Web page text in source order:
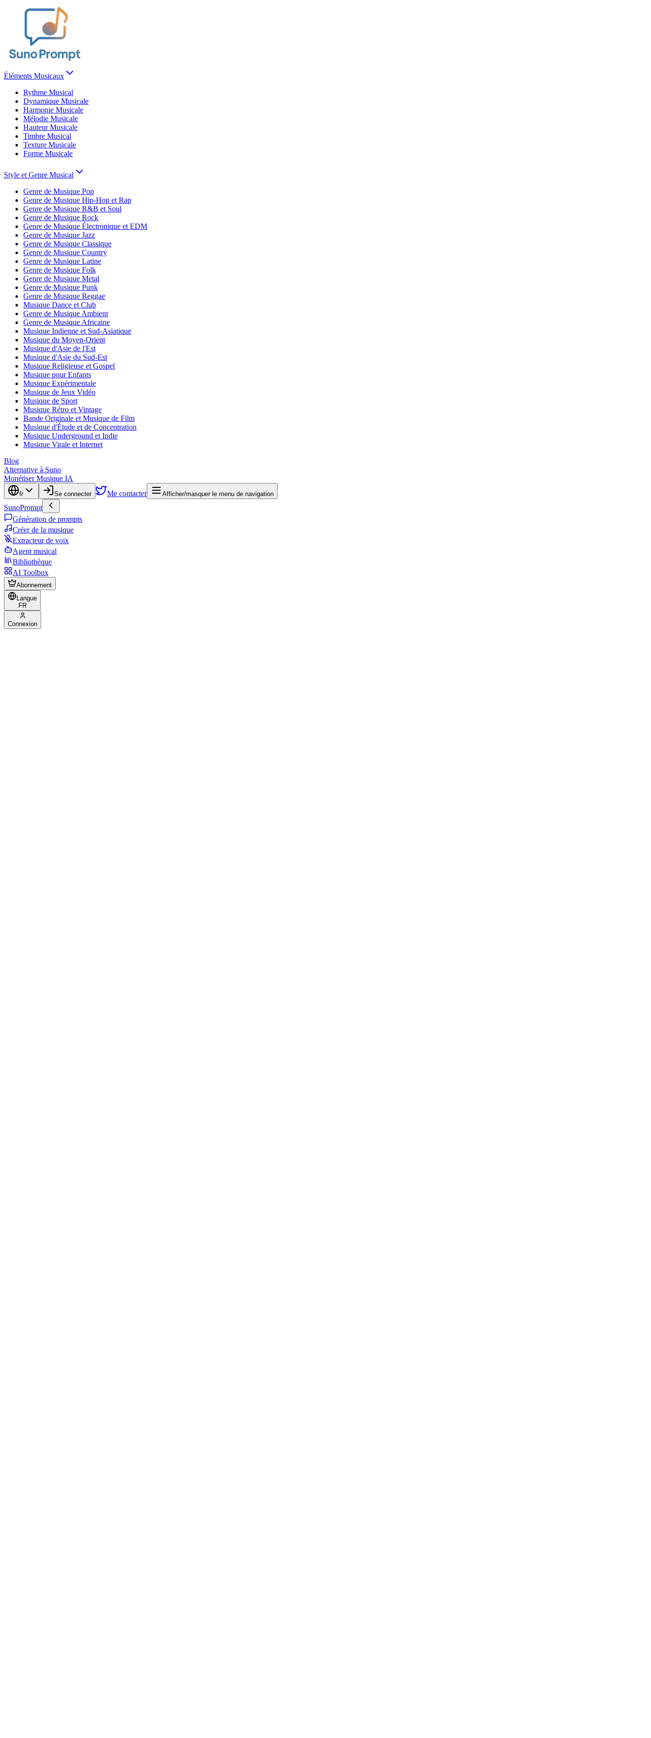
Éléments Musicaux
Rythme Musical
Dynamique Musicale
Harmonie Musicale
Mélodie Musicale
Hauteur Musicale
Timbre Musical
Texture Musicale
Forme Musicale
Style et Genre Musical
Genre de Musique Pop
Genre de Musique Hip-Hop et Rap
Genre de Musique R&B et Soul
Genre de Musique Rock
Genre de Musique Électronique et EDM
Genre de Musique Jazz
Genre de Musique Classique
Genre de Musique Country
Genre de Musique Latine
Genre de Musique Folk
Genre de Musique Metal
Genre de Musique Punk
Genre de Musique Reggae
Musique Dance et Club
Genre de Musique Ambient
Genre de Musique Africaine
Musique Indienne et Sud-Asiatique
Musique du Moyen-Orient
Musique d'Asie de l'Est
Musique d'Asie du Sud-Est
Musique Religieuse et Gospel
Musique pour Enfants
Musique Expérimentale
Musique de Jeux Vidéo
Musique de Sport
Musique Rétro et Vintage
Bande Originale et Musique de Film
Musique d'Étude et de Concentration
Musique Underground et Indie
Musique Virale et Internet
Blog
Alternative à Suno
Monétiser Musique IA
fr Se connecter Me contacter Afficher/masquer le menu de navigation
SunoPrompt
Génération de prompts
Créer de la musique
Extracteur de voix
Agent musical
Bibliothèque
AI Toolbox
Abonnement
Langue
FR
Connexion